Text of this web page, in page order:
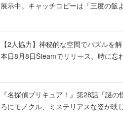
展示中。キャッチコピーは「三度の飯
【2人協力】神秘的な空間でパズルを
本日8月8日Steamでリリース。時に忘
『名探偵プリキュア！』第28話「謎
ろにモノクル、ミステリアスな姿が映